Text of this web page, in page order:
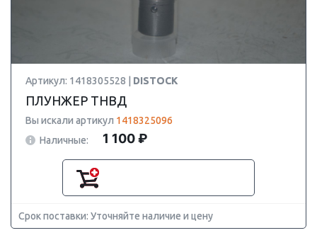
Артикул: 1418305528 | DISTOCK
ПЛУНЖЕР ТНВД
Вы искали артикул 1418325096
Наличные:
1 100 ₽
Срок поставки: Уточняйте наличие и цену